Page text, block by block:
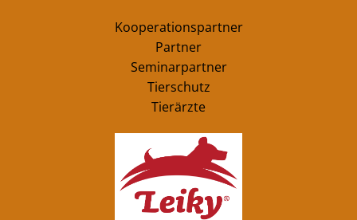
Kooperationspartner
Partner
Seminarpartner
Tierschutz
Tierärzte